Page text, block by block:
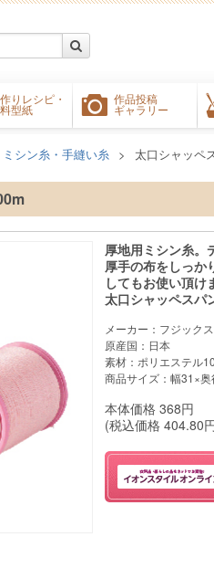
りレシピ・
型紙
作品投稿
ギャラリー
ミシン糸・手縫い糸 太口シャッペ
厚地用ミシン糸。
厚手の布をしっか
してもお使い頂け
太口シャッペスパ
メーカー：フジックス
原産国：日本
素材：ポリエステル
商品サイズ：幅31×
本体価格 368円
(税込価格 404.80